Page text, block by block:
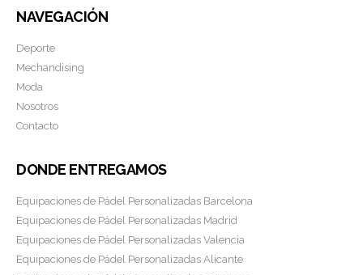
NAVEGACIÓN
Deporte
Mechandising
Moda
Nosotros
Contacto
DONDE ENTREGAMOS
Equipaciones de Pádel Personalizadas Barcelona
Equipaciones de Pádel Personalizadas Madrid
Equipaciones de Pádel Personalizadas Valencia
Equipaciones de Pádel Personalizadas Alicante